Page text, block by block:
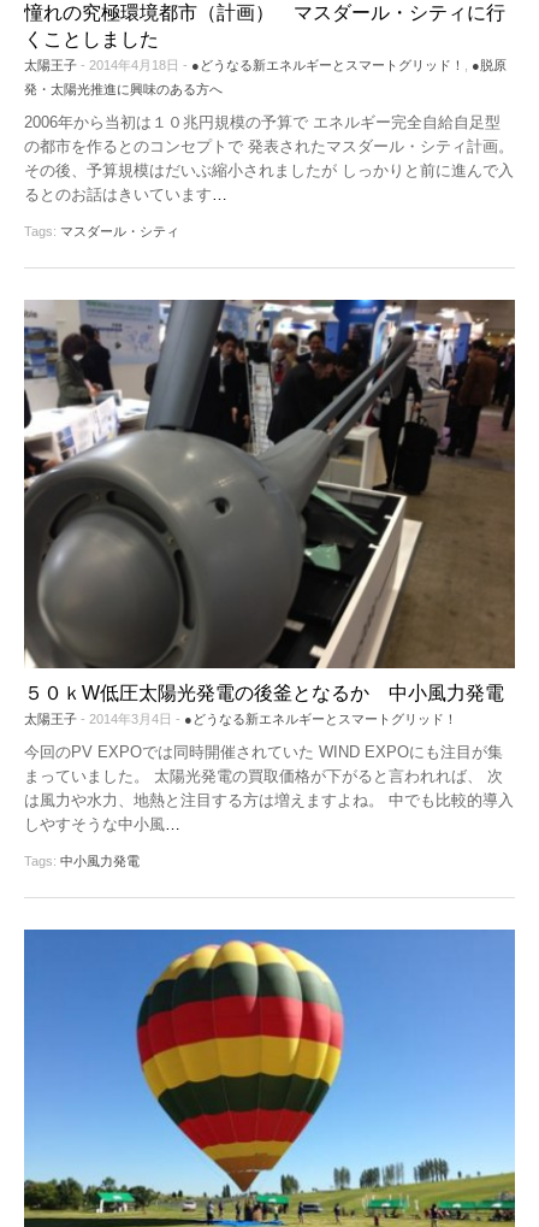
憧れの究極環境都市（計画） マスダール・シティに行
くことしました
太陽王子 - 2014年4月18日 - ●どうなる新エネルギーとスマートグリッド！
●脱原
発・太陽光推進に興味のある方へ
2006年から当初は１０兆円規模の予算で エネルギー完全自給自足型
の都市を作るとのコンセプトで 発表されたマスダール・シティ計画。
その後、予算規模はだいぶ縮小されましたが しっかりと前に進んで入
るとのお話はきいています
Tags: マスダール・シティ
５０ｋW低圧太陽光発電の後釜となるか 中小風力発電
太陽王子 - 2014年3月4日 - ●どうなる新エネルギーとスマートグリッド！
今回のPV EXPOでは同時開催されていた WIND EXPOにも注目が集
まっていました。 太陽光発電の買取価格が下がると言われれば、 次
は風力や水力、地熱と注目する方は増えますよね。 中でも比較的導入
しやすそうな中小風
Tags: 中小風力発電